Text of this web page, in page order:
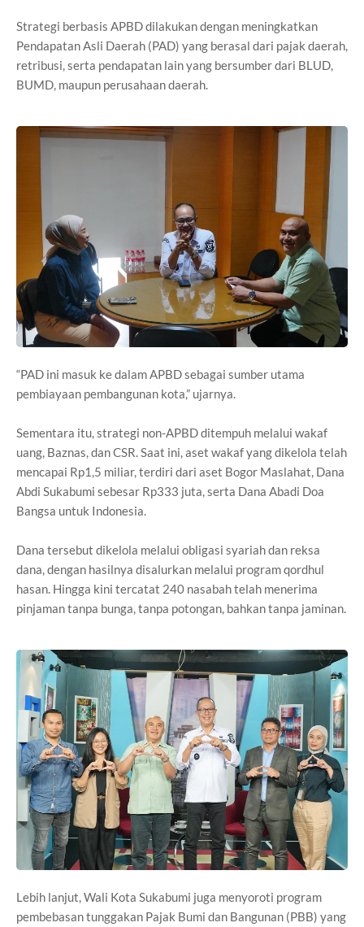
Strategi berbasis APBD dilakukan dengan meningkatkan
Pendapatan Asli Daerah (PAD) yang berasal dari pajak daerah,
retribusi, serta pendapatan lain yang bersumber dari BLUD,
BUMD, maupun perusahaan daerah.
“PAD ini masuk ke dalam APBD sebagai sumber utama
pembiayaan pembangunan kota,” ujarnya.
Sementara itu, strategi non-APBD ditempuh melalui wakaf
uang, Baznas, dan CSR. Saat ini, aset wakaf yang dikelola telah
mencapai Rp1,5 miliar, terdiri dari aset Bogor Maslahat, Dana
Abdi Sukabumi sebesar Rp333 juta, serta Dana Abadi Doa
Bangsa untuk Indonesia.
Dana tersebut dikelola melalui obligasi syariah dan reksa
dana, dengan hasilnya disalurkan melalui program qordhul
hasan. Hingga kini tercatat 240 nasabah telah menerima
pinjaman tanpa bunga, tanpa potongan, bahkan tanpa jaminan.
Lebih lanjut, Wali Kota Sukabumi juga menyoroti program
pembebasan tunggakan Pajak Bumi dan Bangunan (PBB) yang